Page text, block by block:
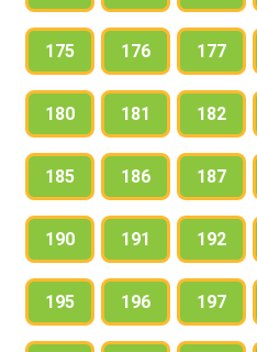
175 176 177
180 181 182
185 186 187
190 191 192
195 196 197